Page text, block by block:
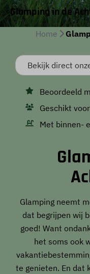
Glamping in de
Home
Bekijk direct
Beoordeeld
Geschikt
Met binnen-
Glamping neemt
dat begrijpen wij
goed! Want
het soms ook
te genieten. En dat